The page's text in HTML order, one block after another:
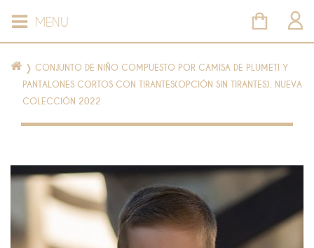
MENU
❭ CONJUNTO DE NIÑO COMPUESTO POR CAMISA DE PLUMETI Y
PANTALONES CORTOS CON TIRANTES(OPCIÓN SIN TIRANTES). NUEVA
COLECCIÓN 2022